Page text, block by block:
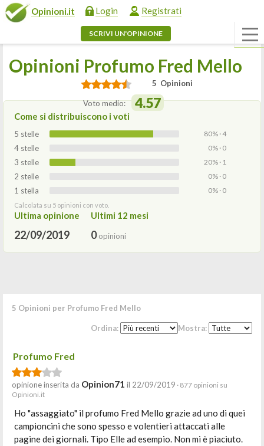
Opinioni.it Login Registrati
SCRIVI UN'OPINIONE
Opinioni Profumo Fred Mello
5 Opinioni
Voto medio: 4.57
Come si distribuiscono i voti
5 stelle 80% · 4
4 stelle 0% · 0
3 stelle 20% · 1
2 stelle 0% · 0
1 stella 0% · 0
Calcolata su 5 opinioni con voto.
Ultima opinione
22/09/2019
Ultimi 12 mesi
0opinioni
5 Opinioni per Profumo Fred Mello
Ordina: Mostra:
Profumo Fred
opinione inserita da Opinion71 il 22/09/2019 · 877 opinioni su
Opinioni.it
Ho "assaggiato" il profumo Fred Mello grazie ad uno di quei
campioncini che sono spesso e volentieri attaccati alle
pagine dei giornali. Tipo Elle ad esempio. Non mi è piaciuto.